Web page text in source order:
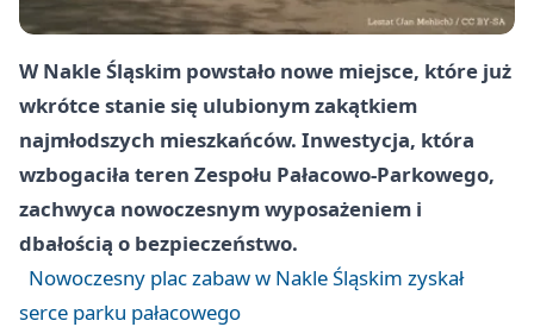
W Nakle Śląskim powstało nowe miejsce, które już
wkrótce stanie się ulubionym zakątkiem
najmłodszych mieszkańców. Inwestycja, która
wzbogaciła teren Zespołu Pałacowo-Parkowego,
zachwyca nowoczesnym wyposażeniem i
dbałością o bezpieczeństwo.
Nowoczesny plac zabaw w Nakle Śląskim zyskał
serce parku pałacowego